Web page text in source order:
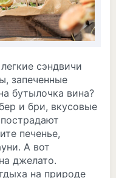
сэндвичи
запеченные
бутылочка вина?
и бри, вкусовые
печенье,
А вот
джелато.
на природе